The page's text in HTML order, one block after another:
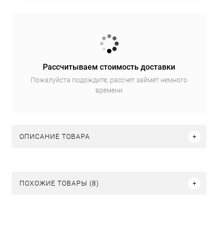
Рассчитываем стоимость доставки
Пожалуйста подождите, рассчет займет немного
времени
ОПИСАНИЕ ТОВАРА
ПОХОЖИЕ ТОВАРЫ (8)